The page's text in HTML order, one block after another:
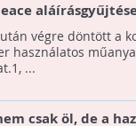
végre döntött a
használatos
...
csak öl, de a